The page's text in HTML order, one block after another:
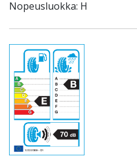
Nopeusluokka: H